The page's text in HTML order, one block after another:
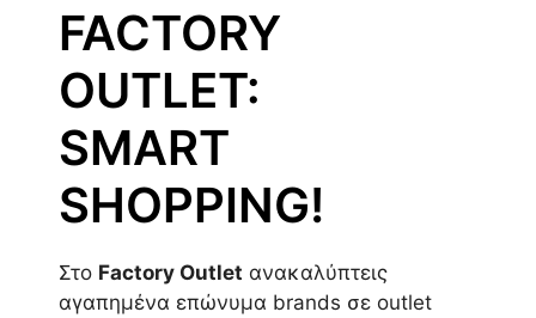
FACTORY
OUTLET:
SMART
SHOPPING!
Στο Factory Outlet ανακαλύπτεις
αγαπημένα επώνυμα brands σε outlet